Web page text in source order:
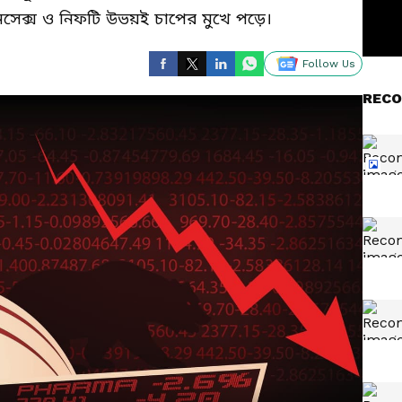
ও নিফটি উভয়ই চাপের মুখে পড়ে।
Follow Us